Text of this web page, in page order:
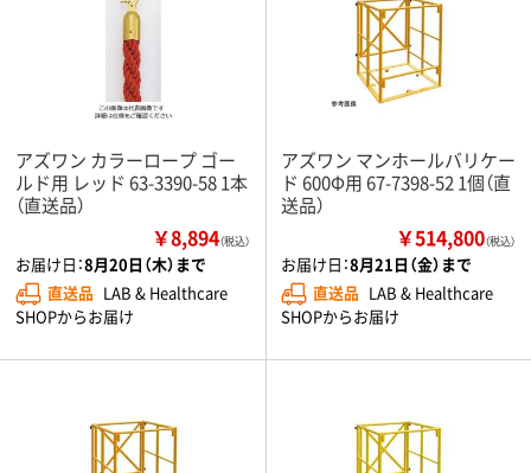
アズワン カラーロープ ゴー
ルド用 レッド 63-3390-58 1本
（直送品）
￥8,894（税込）
お届け日：8月20日（木）まで
直送品 LAB & Healthcare
SHOPからお届け
アズワン マンホールバリケー
ド 600Φ用 67-7398-52 1個（直
送品）
￥514,800（税込）
お届け日：8月21日（金）まで
直送品 LAB & Healthcare
SHOPからお届け